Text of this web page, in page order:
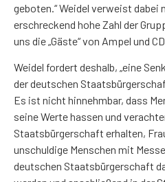
geboten.“ Weidel verweist
erschreckend hohe Zahl der
uns die „Gäste“ von Ampel und
Weidel fordert deshalb, „eine
der deutschen
Es ist nicht hinnehmbar, dass
seine Werte hassen und
Staatsbürgerschaft erhalten,
unschuldige Menschen mit
deutschen Staatsbürgerschaft